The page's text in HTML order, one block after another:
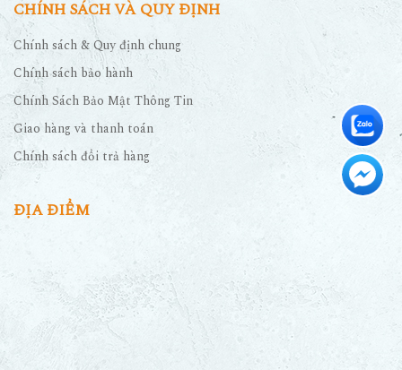
CHÍNH SÁCH VÀ QUY ĐỊNH
Chính sách & Quy định chung
Chính sách bảo hành
Chính Sách Bảo Mật Thông Tin
Giao hàng và thanh toán
Chính sách đổi trả hàng
ĐỊA ĐIỂM